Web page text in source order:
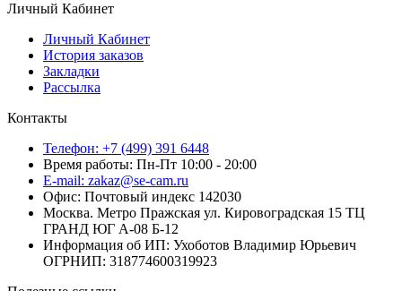
Личный Кабинет
Личный Кабинет
История заказов
Закладки
Рассылка
Контакты
Телефон: +7 (499) 391 6448
Время работы: Пн-Пт 10:00 - 20:00
E-mail: zakaz@se-cam.ru
Офис: Почтовый индекс 142030
Москва. Метро Пражская ул. Кировоградская 15 ТЦ
ГРАНД ЮГ А-08 Б-12
Информация об ИП: Ухоботов Владимир Юрьевич
ОГРНИП: 318774600319923